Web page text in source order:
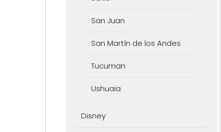
San Juan
San Martín de los Andes
Tucuman
Ushuaia
Disney